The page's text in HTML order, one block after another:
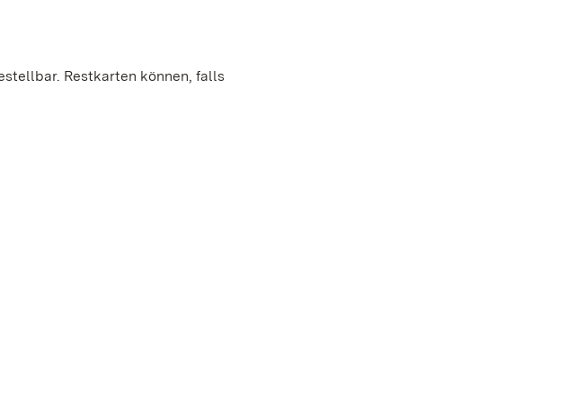
Restkarten können, falls